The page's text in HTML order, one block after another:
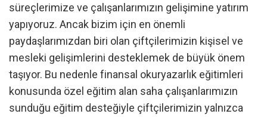
süreçlerimize ve çalışanlarımızın gelişimine yatırım
yapıyoruz. Ancak bizim için en önemli
paydaşlarımızdan biri olan çiftçilerimizin kişisel ve
mesleki gelişimlerini desteklemek de büyük önem
taşıyor. Bu nedenle finansal okuryazarlık eğitimleri
konusunda özel eğitim alan saha çalışanlarımızın
sunduğu eğitim desteğiyle çiftçilerimizin yalnızca